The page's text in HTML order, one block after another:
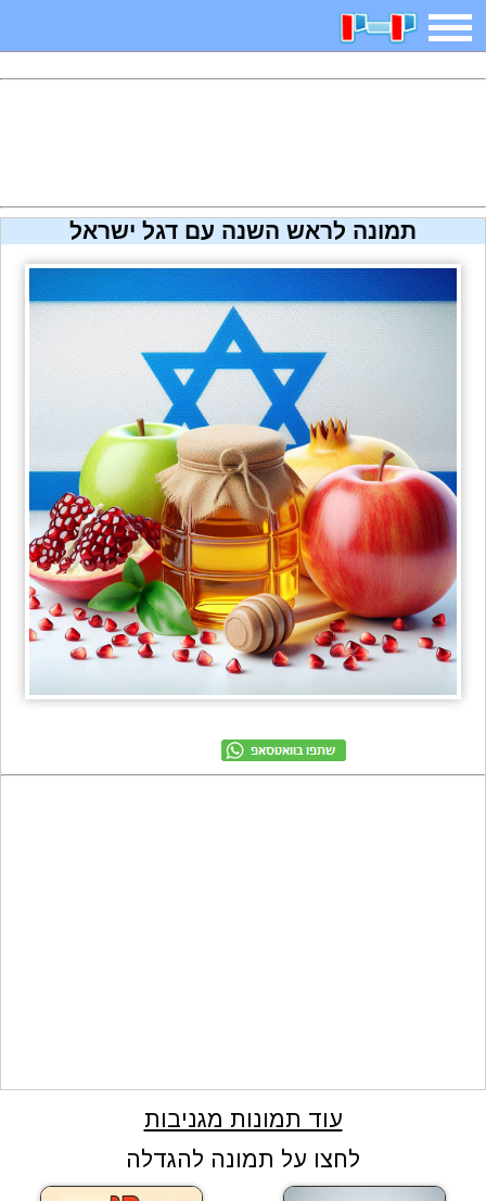
משחקים בדיחות חידות חיפוש
איש תלוי מדריכים פוקימון גו מצא הבדלים
משחקי בנות אשליות צביעה אונליין
מתכונים טריוויה מגניבים חדשים
תמונה לראש השנה עם דגל ישראל
עוד תמונות מגניבות
לחצו על תמונה להגדלה